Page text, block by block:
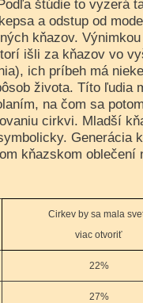
štúdie to vyzerá
a odstup od
kňazov.
išli za kňazov vo
ich príbeh má
života. Títo ľudia
na čom sa
cirkvi. Mladší
Generácia
kňazskom oblečení
Cirkev by sa mala
viac otvoriť
22%
27%